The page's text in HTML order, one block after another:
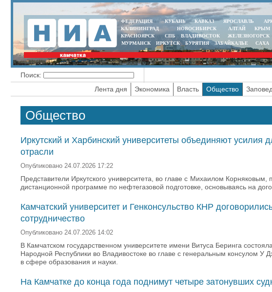
ФЕДЕРАЦИЯ КУБАНЬ КАВКАЗ ЯРОСЛАВЛЬ
КАЛИНИНГРАД
НОВОСИБИРСК АЛТАЙ КРЫМ
КРАСНОЯРСК
СПБ ВЛАДИВОСТОК ЖЕЛЕЗНОГОРСК
МУРМАНСК
ИРКУТСК БУРЯТИЯ ЗАБАЙКАЛЬЕ САХА
Поиск:
Лента дня
Экономика Власть Общество
Общество
Иркутский и Харбинский университеты объединяют усилия
отрасли
Опубликовано 24.07.2026 17:22
Представители Иркутского университета, во главе с Михаилом
дистанционной программе по нефтегазовой подготовке, основываясь на
Камчатский университет и Генконсульство КНР
сотрудничество
Опубликовано 24.07.2026 14:02
В Камчатском государственном университете имени Витуса Беринга
Народной Республики во Владивостоке во главе с генеральным консулом
в сфере образования и науки.
На Камчатке до конца года поднимут четыре затонувших